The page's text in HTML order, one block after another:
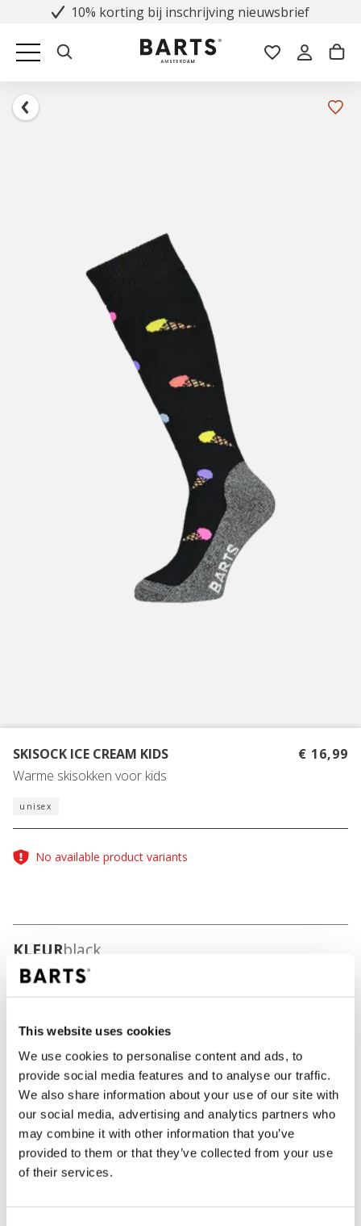
This website uses cookies
We use cookies to personalise content and ads, to
provide social media features and to analyse our traffic.
We also share information about your use of our site with
our social media, advertising and analytics partners who
may combine it with other information that you’ve
provided to them or that they’ve collected from your use
of their services.
10% korting bij inschrijving nieuwsbrief
SKISOCK ICE CREAM KIDS
Warme skisokken voor kids
€ 16,99
unisex
No available product variants
KLEURblack
IN WINKELWAGEN
Bestellingen die op werkdagen vóór 12:00 uur
worden geplaatst, worden dezelfde dag verzonden
Gratis verzending voor orders boven € 50,- binnen
Binnen 30 dagen retourneren